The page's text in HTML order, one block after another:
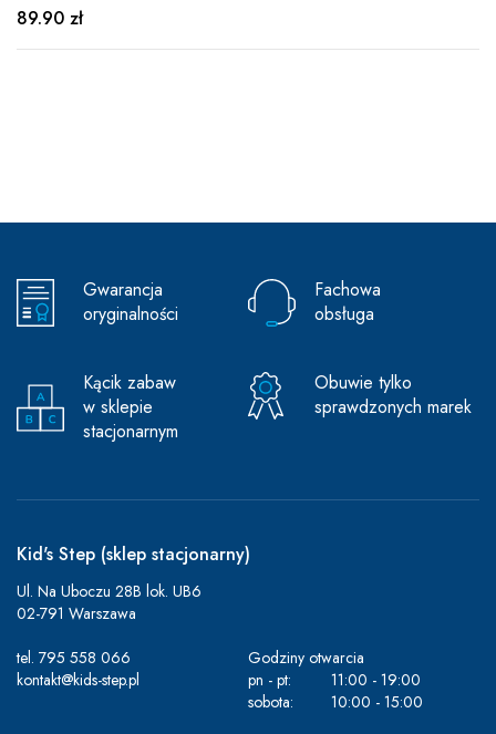
89.90 zł
Gwarancja
oryginalności
Fachowa
obsługa
Kącik zabaw
w sklepie
stacjonarnym
Obuwie tylko
sprawdzonych marek
Kid's Step (sklep stacjonarny)
Ul. Na Uboczu 28B lok. UB6
02-791 Warszawa
tel. 795 558 066
kontakt@kids-step.pl
Godziny otwarcia
pn - pt:
11:00 - 19:00
sobota:
10:00 - 15:00